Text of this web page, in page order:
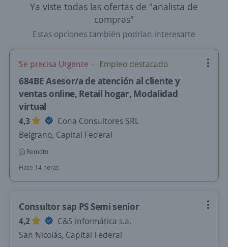
Ya viste todas las ofertas de "analista de
compras"
Estas opciones también podrían interesarte
Se precisa Urgente Empleo destacado
684BE Asesor/a de atención al cliente y
ventas online, Retail hogar, Modalidad
virtual
4,3
Cona Consultores SRL
Belgrano, Capital Federal
Remoto
Hace 14 horas
Consultor sap PS Semi senior
4,2
C&S informática s.a.
San Nicolás, Capital Federal